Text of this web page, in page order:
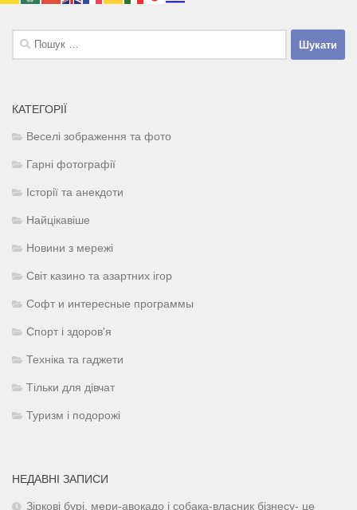
Пошук:
КАТЕГОРІЇ
Веселі зображення та фото
Гарні фотографії
Історії та анекдоти
Найцікавіше
Новини з мережі
Світ казино та азартних ігор
Софт и интересные программы
Спорт і здоров'я
Техніка та гаджети
Тільки для дівчат
Туризм і подорожі
НЕДАВНІ ЗАПИСИ
Зіркові бурі, мери-авокадо і собака-власник бізнесу- це